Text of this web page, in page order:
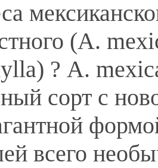
(A.
? A.
сорт с
всего